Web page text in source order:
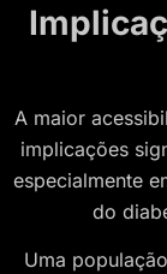
A maior
implicações
especialmente
do
Uma